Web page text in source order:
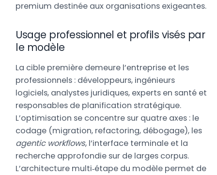
premium destinée aux organisations exigeantes.
Usage professionnel et profils visés par
le modèle
La cible première demeure l’entreprise et les
professionnels : développeurs, ingénieurs
logiciels, analystes juridiques, experts en santé et
responsables de planification stratégique.
L’optimisation se concentre sur quatre axes : le
codage (migration, refactoring, débogage), les
agentic workflows, l’interface terminale et la
recherche approfondie sur de larges corpus.
L’architecture multi‑étape du modèle permet de